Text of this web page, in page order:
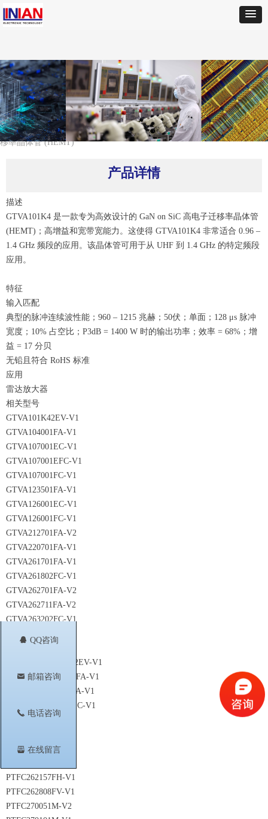
뀩 QQ咨询
낂 邮箱咨询
끅 电话咨询
뀣 在线留言
首页 ꄲ CREE GTRA412852FC-V1氮化镓 (GaN)on SiC 高电子迁
移率晶体管 (HEMT)
描述
GTVA101K4 是一款专为高效设计的 GaN on SiC 高电子迁移率晶体管
(HEMT)；高增益和宽带宽能力。这使得 GTVA101K4 非常适合 0.96 –
1.4 GHz 频段的应用。该晶体管可用于从 UHF 到 1.4 GHz 的特定频段
应用。
特征
输入匹配
典型的脉冲连续波性能；960 – 1215 兆赫；50伏；单面；128 μs 脉冲
宽度；10% 占空比；P3dB = 1400 W 时的输出功率；效率 = 68%；增
益 = 17 分贝
无铅且符合 RoHS 标准
应用
雷达放大器
相关型号
GTVA101K42EV-V1
GTVA104001FA-V1
GTVA107001EC-V1
GTVA107001EFC-V1
GTVA107001FC-V1
GTVA123501FA-V1
GTVA126001EC-V1
GTVA126001FC-V1
GTVA212701FA-V2
GTVA220701FA-V1
GTVA261701FA-V1
GTVA261802FC-V1
GTVA262701FA-V2
GTVA262711FA-V2
GTVA263202FC-V1
LTN / GTVA101K42EV-V1
LTN / GTVA311801FA-V1
LTN/GTVA311801FA-V1
LTN/GTVA355001EC-V1
PTAC210802FC-V1
PTFC210202FC-V1
PTFC262157FH-V1
PTFC262808FV-V1
PTFC270051M-V2
产品详情